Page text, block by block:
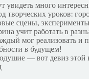
увидеть много
творческих уроков:
сцены,
учит работать в
мог реализовать и
в будущем!
— вот девиз этой